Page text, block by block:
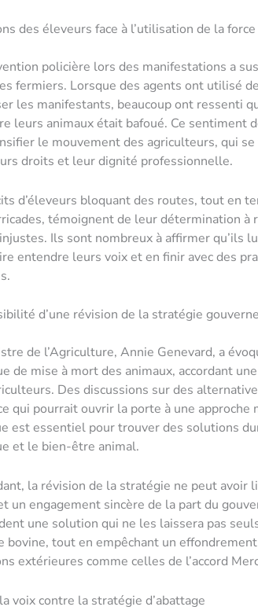
des éleveurs face à l’utilisation de la
policière lors des manifestations a
fermiers. Lorsque des agents ont utilisé
les manifestants, beaucoup ont ressenti
leurs animaux était bafoué. Ce sentiment
le mouvement des agriculteurs, qui
droits et leur dignité professionnelle.
d’éleveurs bloquant des routes, tout en
témoignent de leur détermination à
Ils sont nombreux à affirmer qu’ils
entendre leurs voix et en finir avec des
d’une révision de la stratégie
de l’Agriculture, Annie Genevard, a
de mise à mort des animaux, accordant
Des discussions sur des
qui pourrait ouvrir la porte à une approche
est essentiel pour trouver des solutions
et le bien-être animal.
la révision de la stratégie ne peut avoir
un engagement sincère de la part du
une solution qui ne les laissera pas
bovine, tout en empêchant un
extérieures comme celles de l’accord
voix contre la stratégie d’abattage